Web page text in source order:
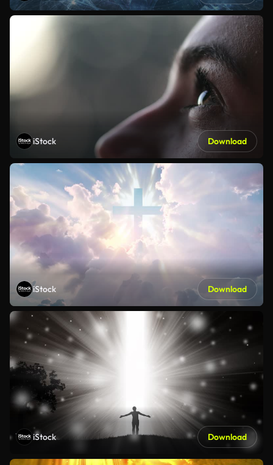
iStock Download
iStock Download
iStock Download